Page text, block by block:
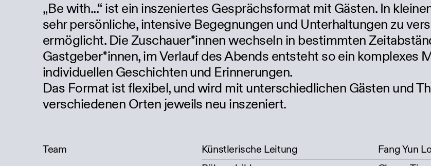
„Be with...“ ist ein inszeniertes Gesprächsformat mit Gästen. In
sehr persönliche, intensive Begegnungen und Unterhaltungen zu
ermöglicht. Die Zuschauer*innen wechseln in bestimmten
Gastgeber*innen, im Verlauf des Abends entsteht so ein komplexes
individuellen Geschichten und Erinnerungen.
Das Format ist flexibel, und wird mit unterschiedlichen Gästen und
verschiedenen Orten jeweils neu inszeniert.
Team Künstlerische Leitung
Fang Yun